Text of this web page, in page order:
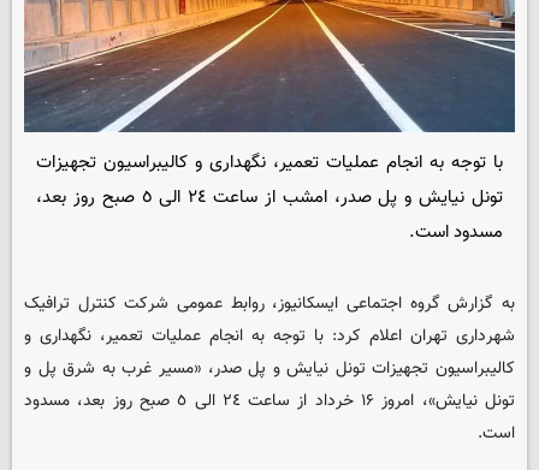
با توجه به انجام عملیات تعمیر، نگهداری و کالیبراسیون تجهیزات
تونل نیایش و پل صدر، امشب از ساعت ٢٤ الی ٥ صبح روز بعد،
مسدود است.
به گزارش گروه اجتماعی ایسکانیوز، روابط عمومی شرکت کنترل ترافیک
شهرداری تهران اعلام کرد: با توجه به انجام عملیات تعمیر، نگهداری و
کالیبراسیون تجهیزات تونل نیایش و پل صدر، «مسیر غرب به شرق پل و
تونل نیایش»، امروز ۱۶ خرداد از ساعت ٢٤ الی ٥ صبح روز بعد، مسدود
است.